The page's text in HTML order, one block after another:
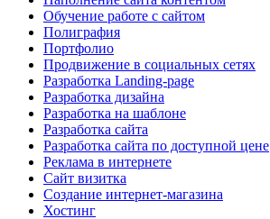
Обучение работе с сайтом
Полиграфия
Портфолио
Продвижение в социальных сетях
Разработка Landing-page
Разработка дизайна
Разработка на шаблоне
Разработка сайта
Разработка сайта по доступной цене
Реклама в интернете
Сайт визитка
Создание интернет-магазина
Хостинг